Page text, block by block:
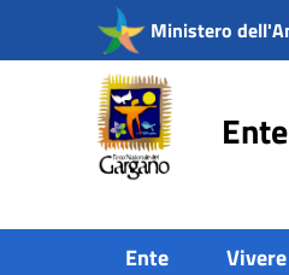
Vai ai contenuti
Vai al menu di navigazione
Vai al footer
Ministero
Ente